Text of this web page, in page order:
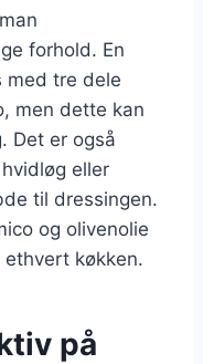
forhold. En
med tre dele
men dette kan
Det er også
eller
til dressingen.
og olivenolie
køkken.
på